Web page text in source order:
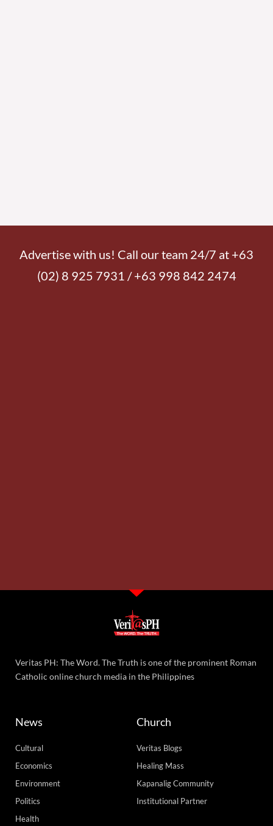
Advertise with us! Call our team 24/7 at +63
(02) 8 925 7931 / +63 998 842 2474
Veritas PH: The Word. The Truth is one of the prominent Roman
Catholic online church media in the Philippines
News
Cultural
Economics
Environment
Politics
Health
Church
Veritas Blogs
Healing Mass
Kapanalig Community
Institutional Partner